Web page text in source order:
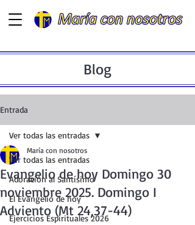
Blog
Entrada
Ver todas las entradas
Adoración al Santísimo
El Evangelio de hoy
Ejercicios Espirituales 2026
Ver todas las entradas
Evangelio de hoy Domingo 30
noviembre 2025. Domingo I
Adviento (Mt 24,37-44)
María con nosotros